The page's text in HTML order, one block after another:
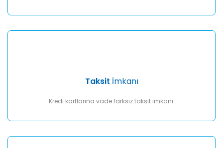
Taksit İmkanı
Kredi kartlarına vade farksız taksit imkanı.